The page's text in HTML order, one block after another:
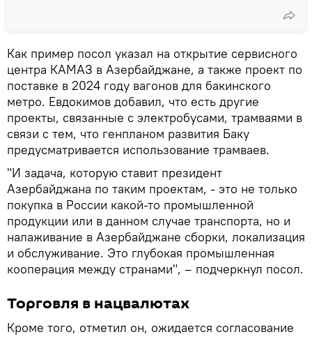
Как пример посол указал на открытие сервисного
центра КАМАЗ в Азербайджане, а также проект по
поставке в 2024 году вагонов для бакинского
метро. Евдокимов добавил, что есть другие
проекты, связанные с электробусами, трамваями в
связи с тем, что генпланом развития Баку
предусматривается использование трамваев.
"И задача, которую ставит президент
Азербайджана по таким проектам, - это не только
покупка в России какой-то промышленной
продукции или в данном случае транспорта, но и
налаживание в Азербайджане сборки, локализация
и обслуживание. Это глубокая промышленная
кооперация между странами", – подчеркнул посол.
Торговля в нацвалютах
Кроме того, отметил он, ожидается согласование